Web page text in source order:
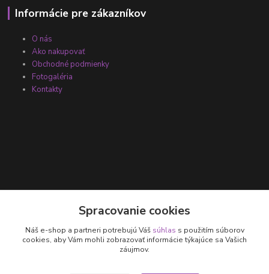
Informácie pre zákazníkov
O nás
Ako nakupovať
Obchodné podmienky
Fotogaléria
Kontakty
+421 905 531 251
Spracovanie cookies
Náš e-shop a partneri potrebujú Váš súhlas s použitím súborov
cookies, aby Vám mohli zobrazovať informácie týkajúce sa Vašich
záujmov.